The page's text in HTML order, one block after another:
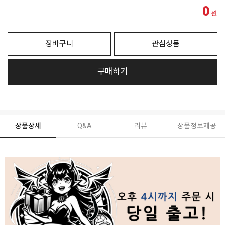
0 원
장바구니 관심상품
구매하기
상품상세 Q&A 리뷰 상품정보제공